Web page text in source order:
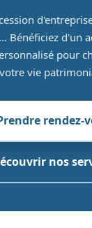
Bénéficiez d'un
pour
votre vie
rendez-
nos